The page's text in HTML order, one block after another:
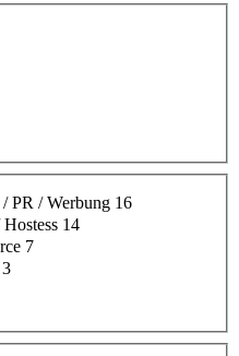
PR / Werbung 16
14
7
3